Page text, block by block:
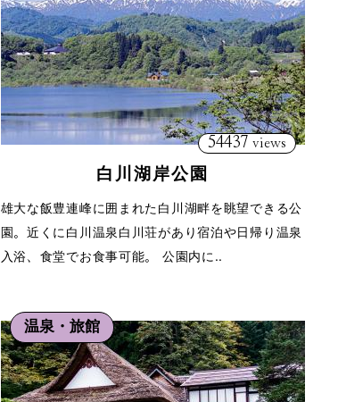
54437 views
白川湖岸公園
雄大な飯豊連峰に囲まれた白川湖畔を眺望できる公
園。近くに白川温泉白川荘があり宿泊や日帰り温泉
入浴、食堂でお食事可能。 公園内に..
温泉・旅館